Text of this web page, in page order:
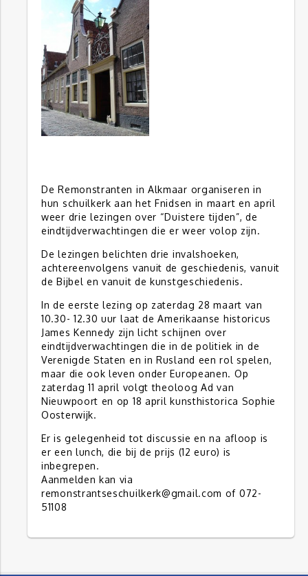
De Remonstranten in Alkmaar organiseren in
hun schuilkerk aan het Fnidsen in maart en april
weer drie lezingen over “Duistere tijden”, de
eindtijdverwachtingen die er weer volop zijn.
De lezingen belichten drie invalshoeken,
achtereenvolgens vanuit de geschiedenis, vanuit
de Bijbel en vanuit de kunstgeschiedenis.
In de eerste lezing op zaterdag 28 maart van
10.30- 12.30 uur laat de Amerikaanse historicus
James Kennedy zijn licht schijnen over
eindtijdverwachtingen die in de politiek in de
Verenigde Staten en in Rusland een rol spelen,
maar die ook leven onder Europeanen. Op
zaterdag 11 april volgt theoloog Ad van
Nieuwpoort en op 18 april kunsthistorica Sophie
Oosterwijk.
Er is gelegenheid tot discussie en na afloop is
er een lunch, die bij de prijs (12 euro) is
inbegrepen.
Aanmelden kan via
remonstrantseschuilkerk@gmail.com of 072-
51108